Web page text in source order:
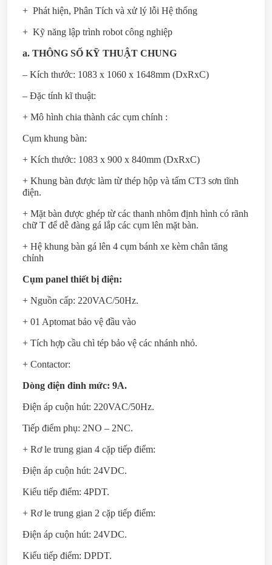
+ Phát hiện, Phân Tích và xử lý lỗi Hệ thống
+ Kỹ năng lập trình robot công nghiệp
a. THÔNG SỐ KỸ THUẬT CHUNG
– Kích thước: 1083 x 1060 x 1648mm (DxRxC)
– Đặc tính kĩ thuật:
+ Mô hình chia thành các cụm chính :
Cụm khung bàn:
+ Kích thước: 1083 x 900 x 840mm (DxRxC)
+ Khung bàn được làm từ thép hộp và tấm CT3 sơn tĩnh
điện.
+ Mặt bàn được ghép từ các thanh nhôm định hình có rãnh
chữ T để dễ đàng gá lắp các cụm lên mặt bàn.
+ Hệ khung bàn gá lên 4 cụm bánh xe kèm chân tăng
chỉnh
Cụm panel thiết bị điện:
+ Nguồn cấp: 220VAC/50Hz.
+ 01 Aptomat bảo vệ đầu vào
+ Tích hợp cầu chì tép bảo vệ các nhánh nhỏ.
+ Contactor:
Dòng điện đinh mức: 9A.
Điện áp cuộn hút: 220VAC/50Hz.
Tiếp điểm phụ: 2NO – 2NC.
+ Rơ le trung gian 4 cặp tiếp điểm:
Điện áp cuộn hút: 24VDC.
Kiểu tiếp điểm: 4PDT.
+ Rơ le trung gian 2 cặp tiếp điểm:
Điện áp cuộn hút: 24VDC.
Kiểu tiếp điểm: DPDT.